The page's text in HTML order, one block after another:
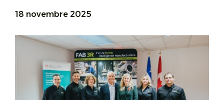
18 novembre 2025